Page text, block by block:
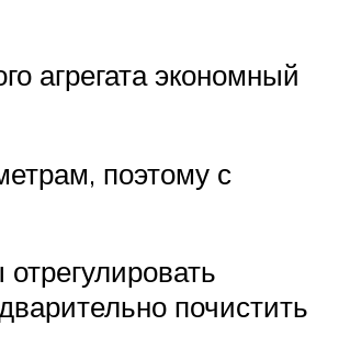
агрегата экономный
поэтому с
почистить